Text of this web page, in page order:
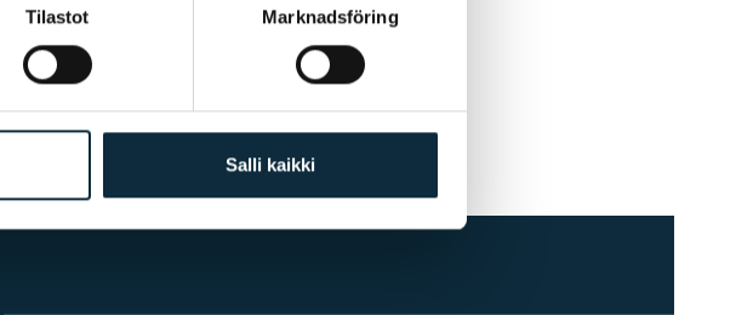
Tilastot Marknadsföring
Salli kaikki